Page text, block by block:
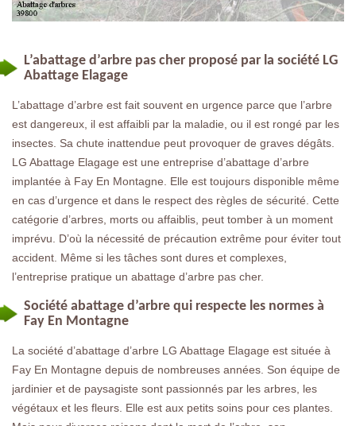
L’abattage d’arbre pas cher proposé par la société LG
Abattage Elagage
L’abattage d’arbre est fait souvent en urgence parce que l’arbre
est dangereux, il est affaibli par la maladie, ou il est rongé par les
insectes. Sa chute inattendue peut provoquer de graves dégâts.
LG Abattage Elagage est une entreprise d’abattage d’arbre
implantée à Fay En Montagne. Elle est toujours disponible même
en cas d’urgence et dans le respect des règles de sécurité. Cette
catégorie d’arbres, morts ou affaiblis, peut tomber à un moment
imprévu. D’où la nécessité de précaution extrême pour éviter tout
accident. Même si les tâches sont dures et complexes,
l’entreprise pratique un abattage d’arbre pas cher.
Société abattage d’arbre qui respecte les normes à
Fay En Montagne
La société d’abattage d’arbre LG Abattage Elagage est située à
Fay En Montagne depuis de nombreuses années. Son équipe de
jardinier et de paysagiste sont passionnés par les arbres, les
végétaux et les fleurs. Elle est aux petits soins pour ces plantes.